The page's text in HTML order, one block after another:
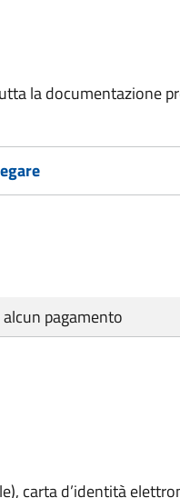
la documentazione
pagamento
carta d’identità